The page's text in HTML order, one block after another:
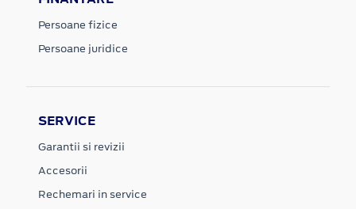
Persoane fizice
Persoane juridice
SERVICE
Garantii si revizii
Accesorii
Rechemari in service